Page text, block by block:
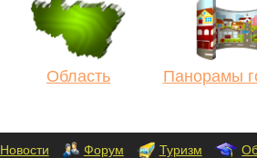
Область Панорамы
Новости Форум Туризм